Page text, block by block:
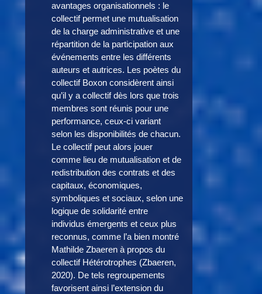
avantages organisationnels : le
collectif permet une mutualisation
de la charge administrative et une
répartition de la participation aux
événements entre les différents
auteurs et autrices. Les poètes du
collectif Boxon considèrent ainsi
qu’il y a collectif dès lors que trois
membres sont réunis pour une
performance, ceux-ci variant
selon les disponibilités de chacun.
Le collectif peut alors jouer
comme lieu de mutualisation et de
redistribution des contrats et des
capitaux, économiques,
symboliques et sociaux, selon une
logique de solidarité entre
individus émergents et ceux plus
reconnus, comme l’a bien montré
Mathilde Zbaeren à propos du
collectif Hétérotrophes (Zbaeren,
2020). De tels regroupements
favorisent ainsi l’extension du